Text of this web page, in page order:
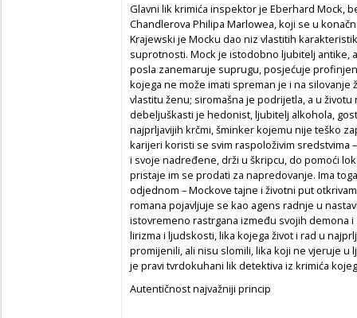
Glavni lik krimića inspektor je Eberhard Mock,
Chandlerova Philipa Marlowea, koji se u
Krajewski je Mocku dao niz vlastitih
suprotnosti. Mock je istodobno ljubitelj antike,
posla zanemaruje suprugu, posjećuje
kojega ne može imati spreman je i na
vlastitu ženu; siromašna je podrijetla, a u
debeljuškasti je hedonist, ljubitelj alkohola,
najprljavijih krčmi, šminker kojemu nije teško
karijeri koristi se svim raspoloživim sredstvima
i svoje nadređene, drži u škripcu, do pomoći
pristaje im se prodati za napredovanje. Ima
odjednom – Mockove tajne i životni put
romana pojavljuje se kao agens radnje u
istovremeno rastrgana između svojih demona
lirizma i ljudskosti, lika kojega život i rad u
promijenili, ali nisu slomili, lika koji ne vjeruje u
je pravi tvrdokuhani lik detektiva iz krimića
Autentičnost najvažniji princip